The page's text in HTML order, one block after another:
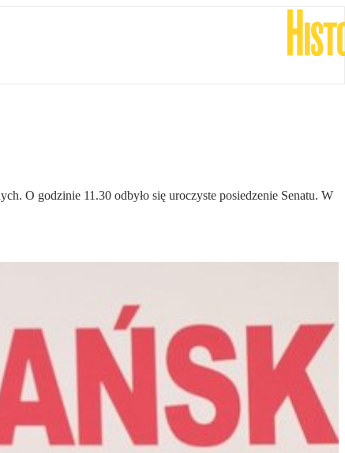
O godzinie 11.30 odbyło się uroczyste posiedzenie Senatu. W